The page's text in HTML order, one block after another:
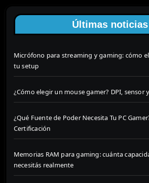
Últimas noticias
Micrófono para streaming y gaming: cómo
tu setup
¿Cómo elegir un mouse gamer? DPI, sensor
¿Qué Fuente de Poder Necesita Tu PC
Certificación
Memorias RAM para gaming: cuánta
necesitás realmente